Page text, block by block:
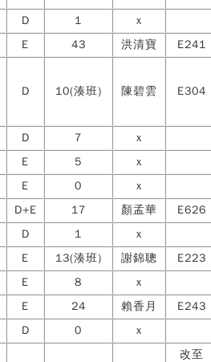
D 1
x
E 43 洪清寶 E241
D 10(湊班) 陳碧雲 E304
D 7
x
E 5
x
E 0
x
D+E 17 顏孟華
E626
D 1
x
E 13(湊班) 謝錦聰
E223
E 8
x
E 24 賴香月
E243
D 0 x
改至